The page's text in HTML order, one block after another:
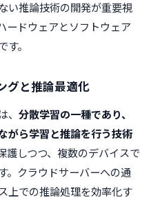
い推論技術の開発が重要視
ードウェアとソフトウェア
。
グと推論最適化
、 分散学習の一種であり、
がら学習と推論を行う技術
護しつつ、複数のデバイスで
。クラウドサーバーへの通
上での推論処理を効率化す